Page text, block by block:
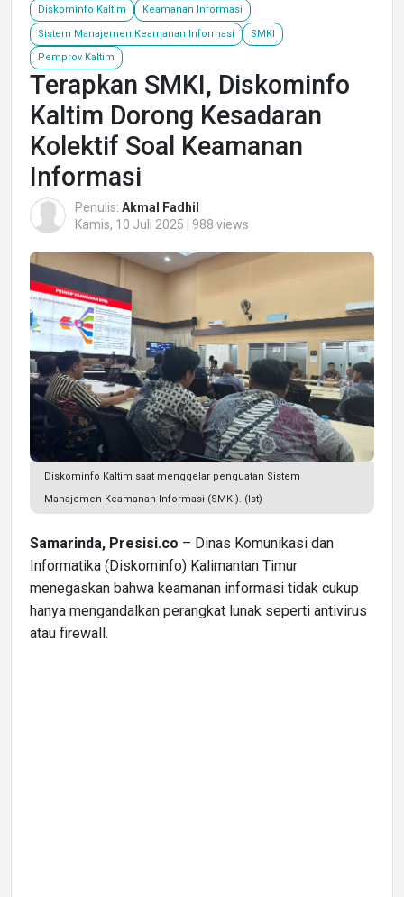
Diskominfo Kaltim Keamanan Informasi
Sistem Manajemen Keamanan Informasi SMKI
Pemprov Kaltim
Terapkan SMKI, Diskominfo
Kaltim Dorong Kesadaran
Kolektif Soal Keamanan
Informasi
Penulis: Akmal Fadhil
Kamis, 10 Juli 2025 | 988 views
Diskominfo Kaltim saat menggelar penguatan Sistem
Manajemen Keamanan Informasi (SMKI). (Ist)
Samarinda, Presisi.co – Dinas Komunikasi dan
Informatika (Diskominfo) Kalimantan Timur
menegaskan bahwa keamanan informasi tidak cukup
hanya mengandalkan perangkat lunak seperti antivirus
atau firewall.